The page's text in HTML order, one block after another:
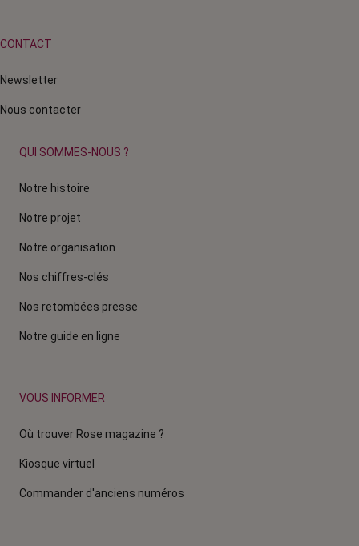
CONTACT
Newsletter
Nous contacter
QUI SOMMES-NOUS ?
Notre histoire
Notre projet
Notre organisation
Nos chiffres-clés
Nos retombées presse
Notre guide en ligne
VOUS INFORMER
Où trouver Rose magazine ?
Kiosque virtuel
Commander d'anciens numéros